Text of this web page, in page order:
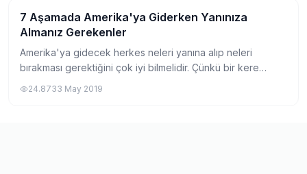
Seyahat
7 Aşamada Amerika'ya Giderken Yanınıza
Almanız Gerekenler
Amerika'ya gidecek herkes neleri yanına alıp neleri
bırakması gerektiğini çok iyi bilmelidir. Çünkü bir kere
durumu en çok Work and Travel öğr...
24.8733 May 2019